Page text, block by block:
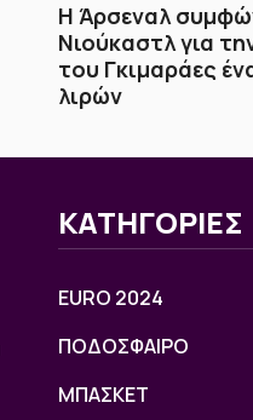
Η Άρσεναλ
Νιούκαστλ για
του Γκιμαράες
λιρών
ΚΑΤΗΓΟΡΙΕΣ
EURO 2024
ΠΟΔΟΣΦΑΙΡΟ
ΜΠΑΣΚΕΤ